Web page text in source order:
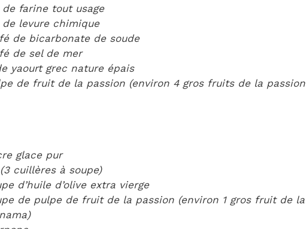
farine tout usage
levure chimique
de bicarbonate de soude
de sel de mer
yaourt grec nature épais
de fruit de la passion (environ 4 gros fruits de la passion
glace pur
cuillères à soupe)
d’huile d’olive extra vierge
de pulpe de fruit de la passion (environ 1 gros fruit de la